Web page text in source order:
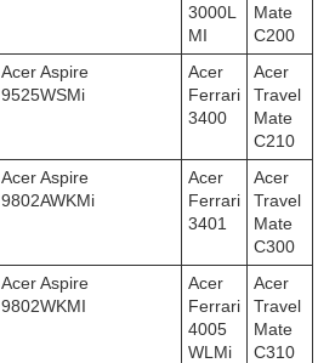
3000L
MI
Mate
C200
Acer Aspire
9525WSMi
Acer
Ferrari
3400
Acer
Travel
Mate
C210
Acer Aspire
9802AWKMi
Acer
Ferrari
3401
Acer
Travel
Mate
C300
Acer Aspire
9802WKMI
Acer
Ferrari
4005
WLMi
Acer
Travel
Mate
C310